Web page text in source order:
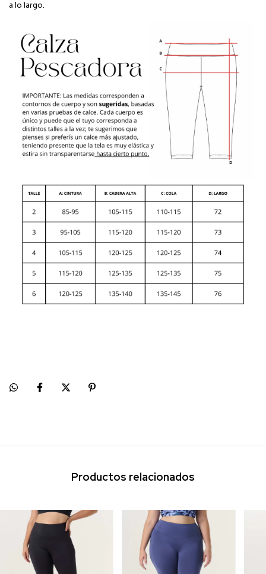
a lo largo.
Productos relacionados